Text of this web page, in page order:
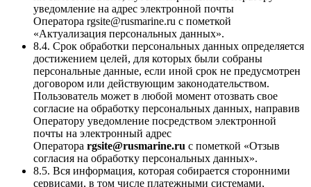
уведомление на адрес электронной почты
Оператора rgsite@rusmarine.ru с пометкой
«Актуализация персональных данных».
8.4. Срок обработки персональных данных определяется
достижением целей, для которых были собраны
персональные данные, если иной срок не предусмотрен
договором или действующим законодательством.
Пользователь может в любой момент отозвать свое
согласие на обработку персональных данных, направив
Оператору уведомление посредством электронной
почты на электронный адрес
Оператора rgsite@rusmarine.ru с пометкой «Отзыв
согласия на обработку персональных данных».
8.5. Вся информация, которая собирается сторонними
сервисами, в том числе платежными системами,